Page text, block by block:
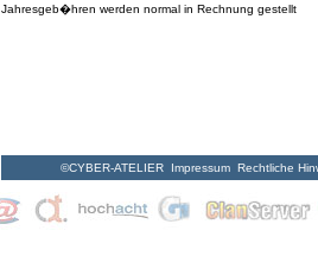
Jahresgeb�hren werden normal in Rechnung gestellt
©CYBER-ATELIER Impressum Rechtliche